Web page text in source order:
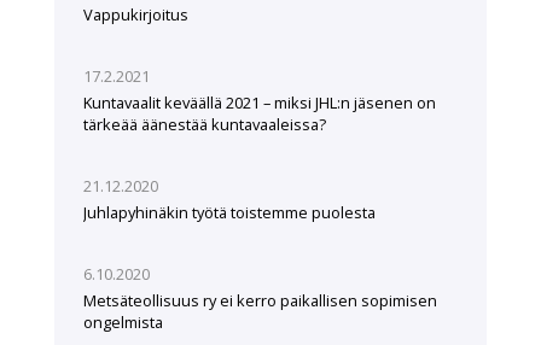
Vappukirjoitus
17.2.2021
Kuntavaalit keväällä 2021 – miksi JHL:n jäsenen on
tärkeää äänestää kuntavaaleissa?
21.12.2020
Juhlapyhinäkin työtä toistemme puolesta
6.10.2020
Metsäteollisuus ry ei kerro paikallisen sopimisen
ongelmista